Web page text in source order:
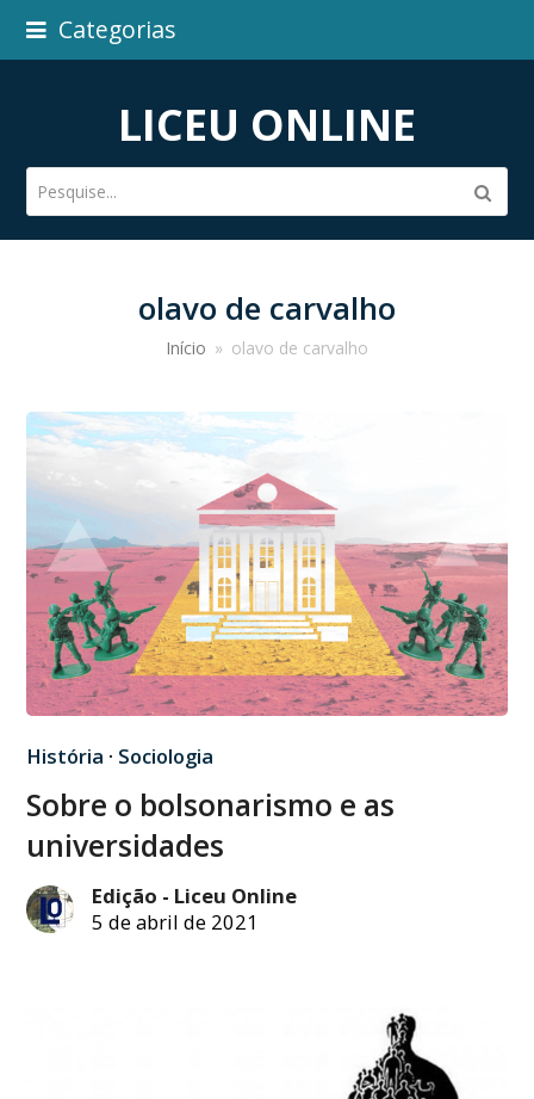
Categorias
LICEU ONLINE
Pesquise...
olavo de carvalho
Início » olavo de carvalho
História · Sociologia
Sobre o bolsonarismo e as
universidades
Edição - Liceu Online
5 de abril de 2021